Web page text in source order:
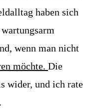
haben sich
wenn man nicht
möchte. Die
wider, und ich rate